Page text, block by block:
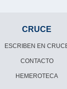
CRUCE
ESCRIBEN EN
CONTACTO
HEMEROTECA